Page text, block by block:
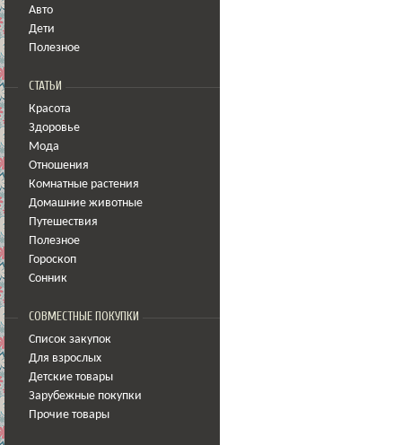
Авто
Дети
Полезное
СТАТЬИ
Красота
Здоровье
Мода
Отношения
Комнатные растения
Домашние животные
Путешествия
Полезное
Гороскоп
Сонник
СОВМЕСТНЫЕ ПОКУПКИ
Список закупок
Для взрослых
Детские товары
Зарубежные покупки
Прочие товары